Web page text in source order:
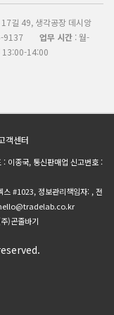
길 49, 생각공장 데시앙
9137 업무 시간 : 월-
13:00-14:00
객센터
이종국, 통신판매업 신고번호 :
스 #1023, 정보관리책임자: , 전
)곤줄바기